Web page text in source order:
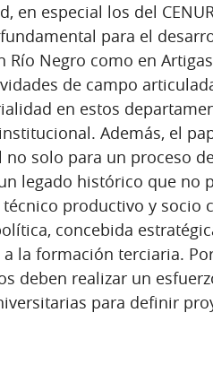
en especial los del
para el
Río Negro como en
de campo
en estos
Además, el
solo para un proceso
legado histórico que no
productivo y socio
concebida
la formación terciaria.
deben realizar un
para definir